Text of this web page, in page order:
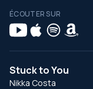
ÉCOUTER SUR
Stuck to You
Nikka Costa